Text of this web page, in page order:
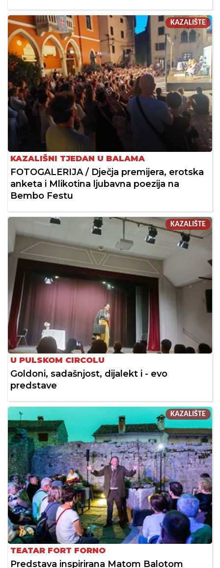
KAZALIŠTE
KAZALIŠNI TJEDAN U BALAMA
FOTOGALERIJA / Dječja premijera, erotska
anketa i Mlikotina ljubavna poezija na
Bembo Festu
KAZALIŠTE
U PULSKOM CIRCOLU
Goldoni, sadašnjost, dijalekt i - evo
predstave
KAZALIŠTE
TEATAR FORT FORNO
Predstava inspirirana Matom Balotom